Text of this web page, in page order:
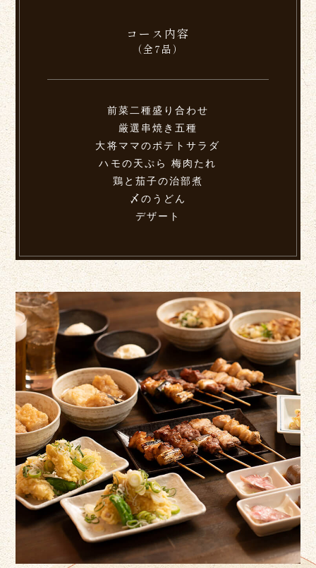
コース内容
（全7品）
前菜二種盛り合わせ
厳選串焼き五種
大将ママのポテトサラダ
ハモの天ぷら 梅肉たれ
鶏と茄子の治部煮
〆のうどん
デザート